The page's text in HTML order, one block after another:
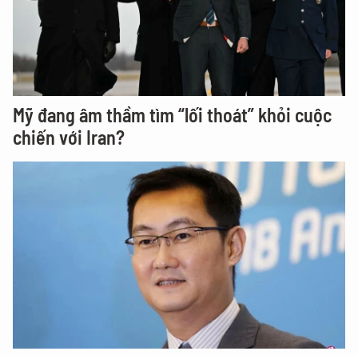
Mỹ đang âm thầm tìm “lối thoát” khỏi cuộc
chiến với Iran?